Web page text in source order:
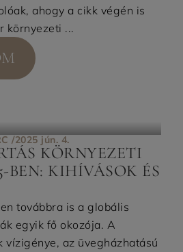
ahogy a cikk végén is
környezeti ...
/2025 jún. 4.
KÖRNYEZETI
BEN: KIHÍVÁSOK ÉS
továbbra is a globális
egyik fő okozója. A
vízigénye, az üvegházhatású